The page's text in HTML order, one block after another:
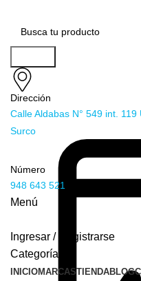
Dirección
Calle Aldabas N° 549 int.
Surco
Número
948 643 521
Menú
Ingresar / Registrarse
Categorías
INICIOMARCASTIENDABLOG